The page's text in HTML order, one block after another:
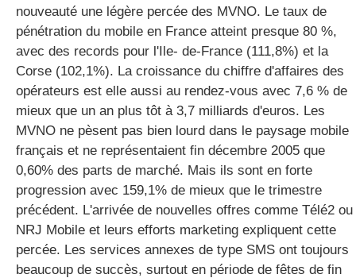
nouveauté une légère percée des MVNO. Le taux de
pénétration du mobile en France atteint presque 80 %,
avec des records pour l'Ile- de-France (111,8%) et la
Corse (102,1%). La croissance du chiffre d'affaires des
opérateurs est elle aussi au rendez-vous avec 7,6 % de
mieux que un an plus tôt à 3,7 milliards d'euros. Les
MVNO ne pèsent pas bien lourd dans le paysage mobile
français et ne représentaient fin décembre 2005 que
0,60% des parts de marché. Mais ils sont en forte
progression avec 159,1% de mieux que le trimestre
précédent. L'arrivée de nouvelles offres comme Télé2 ou
NRJ Mobile et leurs efforts marketing expliquent cette
percée. Les services annexes de type SMS ont toujours
beaucoup de succès, surtout en période de fêtes de fin